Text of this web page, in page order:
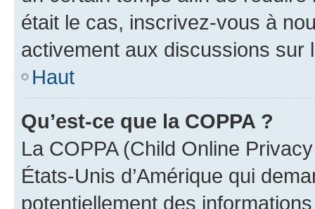
était le cas, inscrivez-vous à
activement aux discussions sur
Haut
Qu’est-ce que la COPPA ?
La COPPA (Child Online
États-Unis d’Amérique qui
potentiellement des